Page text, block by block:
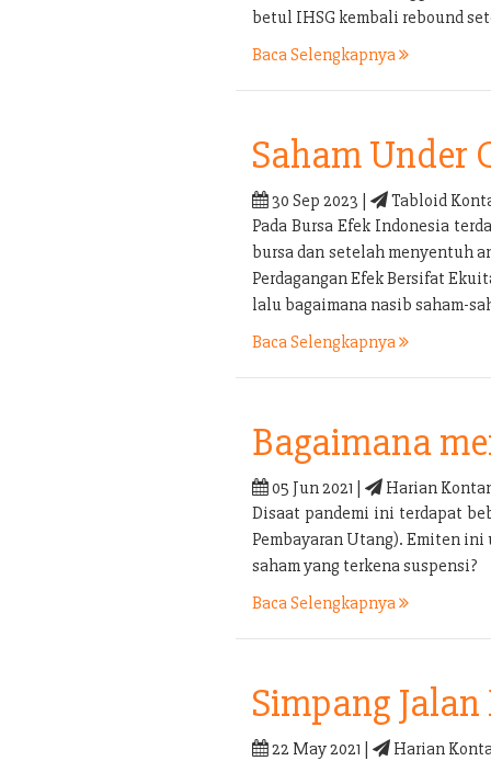
betul IHSG kembali rebound
Baca Selengkapnya
Saham Under
30 Sep 2023 |
Tabloid
Pada Bursa Efek Indonesia
bursa dan setelah menyentuh
Perdagangan Efek Bersifat
lalu bagaimana nasib saham-
Baca Selengkapnya
Bagaimana
05 Jun 2021 |
Harian
Disaat pandemi ini terdapat
Pembayaran Utang). Emiten ini
saham yang terkena suspensi?
Baca Selengkapnya
Simpang
22 May 2021 |
Harian